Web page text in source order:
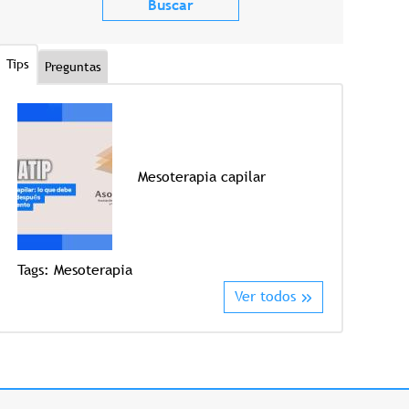
Tips Preguntas
Mesoterapia capilar
Tags: Mesoterapia
Ver todos